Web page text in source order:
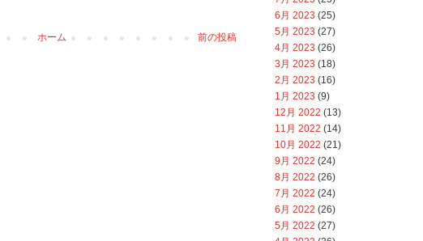
前の投稿
ホーム
6月 2023 (25)
5月 2023 (27)
4月 2023 (26)
3月 2023 (18)
2月 2023 (16)
1月 2023 (9)
12月 2022 (13)
11月 2022 (14)
10月 2022 (21)
9月 2022 (24)
8月 2022 (26)
7月 2022 (24)
6月 2022 (26)
5月 2022 (27)